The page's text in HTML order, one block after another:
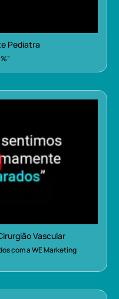
Pediatra
Vascular
com a WE Marketing